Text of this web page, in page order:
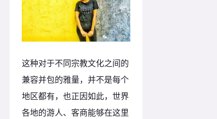
这种对于不同宗教文化之间的
兼容并包的雅量，并不是每个
地区都有，也正因如此，世界
各地的游人、客商能够在这里